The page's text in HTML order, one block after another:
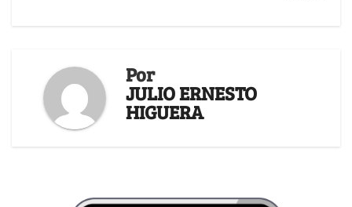
Por
JULIO ERNESTO
HIGUERA